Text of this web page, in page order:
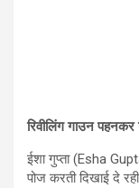
रिवीलिंग गाउन पहनकर
ईशा गुप्ता (Esha
पोज करती दिखाई दे